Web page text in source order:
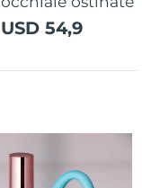
USD 54,9